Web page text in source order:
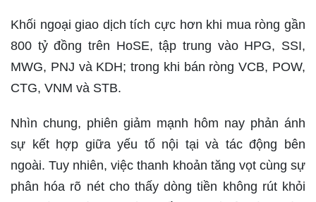
Khối ngoại giao dịch tích cực hơn khi mua ròng gần
800 tỷ đồng trên HoSE, tập trung vào HPG, SSI,
MWG, PNJ và KDH; trong khi bán ròng VCB, POW,
CTG, VNM và STB.
Nhìn chung, phiên giảm mạnh hôm nay phản ánh
sự kết hợp giữa yếu tố nội tại và tác động bên
ngoài. Tuy nhiên, việc thanh khoản tăng vọt cùng sự
phân hóa rõ nét cho thấy dòng tiền không rút khỏi